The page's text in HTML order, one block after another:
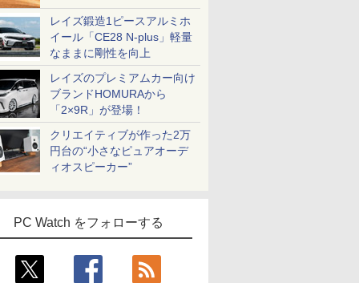
レイズ鍛造1ピースアルミホ
イール「CE28 N-plus」軽量
なままに剛性を向上
レイズのプレミアムカー向け
ブランドHOMURAから
「2×9R」が登場！
クリエイティブが作った2万
円台の“小さなピュアオーデ
ィオスピーカー”
PC Watch をフォローする